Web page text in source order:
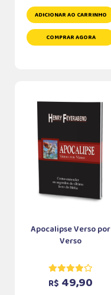
ADICIONAR AO CARRINHO
COMPRAR AGORA
Apocalipse Verso por
Verso
R$ 49,90